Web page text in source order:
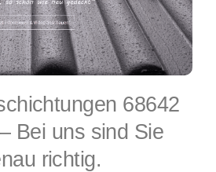
68642
Bei uns sind Sie
richtig.